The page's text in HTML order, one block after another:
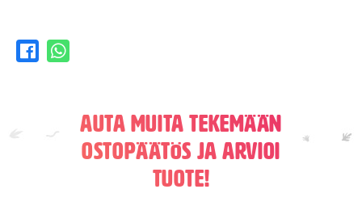
Auta muita tekemään
ostopäätös ja arvioi
tuote!